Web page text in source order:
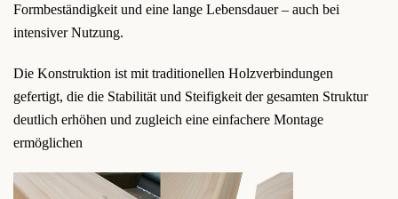
Formbeständigkeit und eine lange Lebensdauer – auch bei
intensiver Nutzung.
Die Konstruktion ist mit traditionellen Holzverbindungen
gefertigt, die die Stabilität und Steifigkeit der gesamten Struktur
deutlich erhöhen und zugleich eine einfachere Montage
ermöglichen